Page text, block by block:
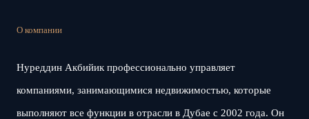
О компании
Нуреддин Акбийик профессионально управляет
компаниями, занимающимися недвижимостью, которые
выполняют все функции в отрасли в Дубае с 2002 года. Он